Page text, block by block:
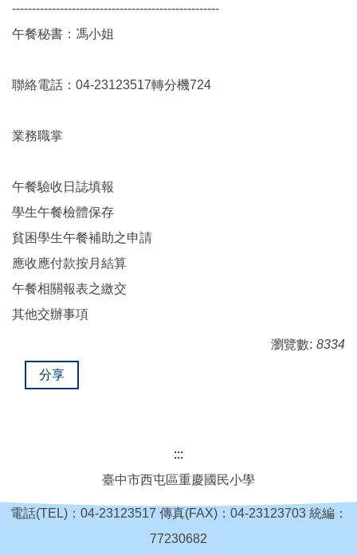
----------------------------------------------------
午餐秘書：馮小姐
聯絡電話：04-23123517轉分機724
業務職掌
午餐驗收日誌填報
學生午餐檢體保存
貧困學生午餐補助之申請
應收應付款按月結算
午餐相關報表之繳交
其他交辦事項
瀏覽數: 8334
分享
:::
臺中市西屯區重慶國民小學
電話(TEL)：04-23123517 傳真(FAX)：04-23123703 統編：
77230682